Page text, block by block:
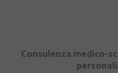
Consulenza medico-